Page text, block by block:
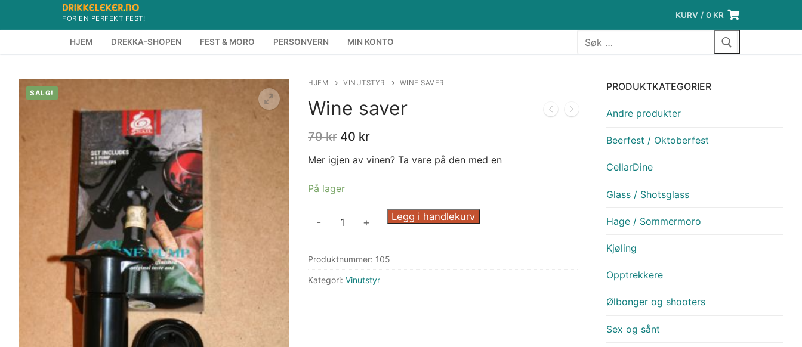
FOR EN PERFEKT FEST! KURV / 0 KR
HJEM DREKKA-SHOPEN FEST & MORO PERSONVERN MIN KONTO
Søk
SALG!
HJEM VINUTSTYR WINE SAVER
Wine saver
79kr 40 kr
Mer igjen av vinen? Ta vare på den med en
På lager
- + Legg i handlekurv
Produktnummer: 105
Kategori: Vinutstyr
PRODUKTKATEGORIER
Andre produkter
Beerfest / Oktoberfest
CellarDine
Glass / Shotsglass
Hage / Sommermoro
Kjøling
Opptrekkere
Ølbonger og shooters
Sex og sånt